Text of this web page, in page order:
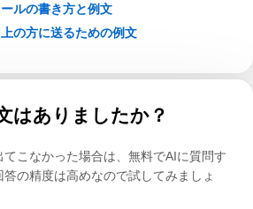
ルの書き方と例文
の方に送るための例文
はありましたか？
てこなかった場合は、無料でAIに質問す
の精度は高めなので試してみましょ